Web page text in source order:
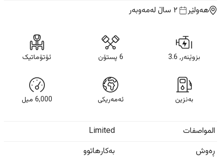
هەولێر ٢ ساڵ لەمەوبەر
بزوێنەر, 3.6 6 پستۆن ئۆتۆماتیک
بەنزین ئەمەریکی 6,000 ميل
المواصفات
Limited
ڕەوش
بەکارهاتوو